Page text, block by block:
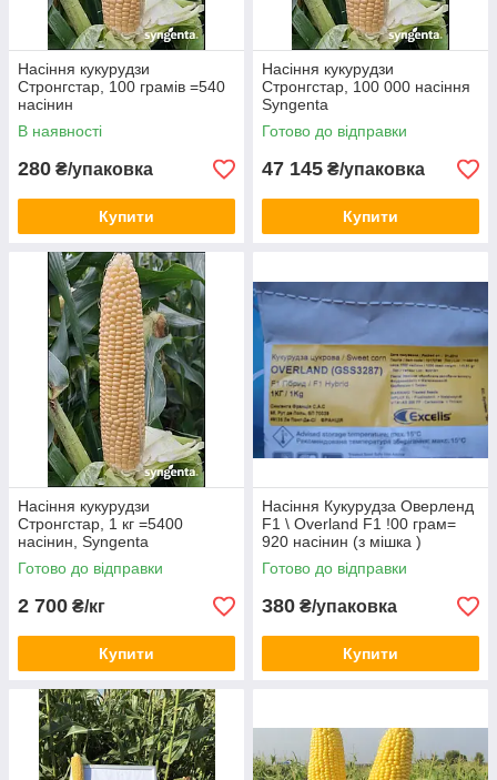
Насіння кукурудзи
Стронгстар, 100 грамів =540
насінин
В наявності
280 ₴/упаковка
Купити
Насіння кукурудзи
Стронгстар, 100 000 насіння
Syngenta
Готово до відправки
47 145 ₴/упаковка
Купити
Насіння кукурудзи
Стронгстар, 1 кг =5400
насінин, Syngenta
Готово до відправки
2 700 ₴/кг
Купити
Насіння Кукурудза Оверленд
F1 \ Overland F1 !00 грам=
920 насінин (з мішка )
Syngenta
Готово до відправки
380 ₴/упаковка
Купити